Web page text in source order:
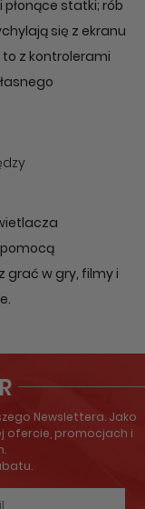
statki; rób
się z ekranu
to z kontrolerami
grać w gry, filmy i
Newslettera. Jako
ofercie, promocjach i